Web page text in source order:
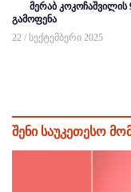
მერაბ
გამოფენა
22 / სექტემბერი 2025
შენი საუკეთესო